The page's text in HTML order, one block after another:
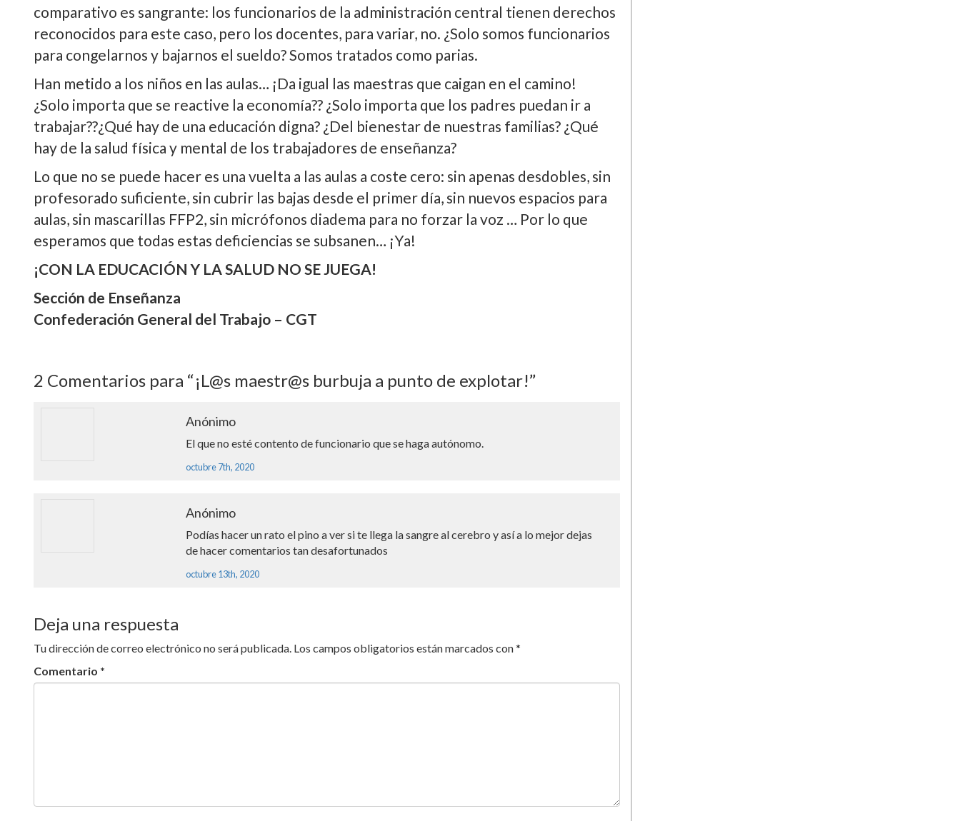
comparativo es sangrante: los funcionarios de la administración central tienen derechos
reconocidos para este caso, pero los docentes, para variar, no. ¿Solo somos funcionarios
para congelarnos y bajarnos el sueldo? Somos tratados como parias.
Han metido a los niños en las aulas… ¡Da igual las maestras que caigan en el camino!
¿Solo importa que se reactive la economía?? ¿Solo importa que los padres puedan ir a
trabajar??¿Qué hay de una educación digna? ¿Del bienestar de nuestras familias? ¿Qué
hay de la salud física y mental de los trabajadores de enseñanza?
Lo que no se puede hacer es una vuelta a las aulas a coste cero: sin apenas desdobles, sin
profesorado suficiente, sin cubrir las bajas desde el primer día, sin nuevos espacios para
aulas, sin mascarillas FFP2, sin micrófonos diadema para no forzar la voz … Por lo que
esperamos que todas estas deficiencias se subsanen… ¡Ya!
¡CON LA EDUCACIÓN Y LA SALUD NO SE JUEGA!
Sección de Enseñanza
Confederación General del Trabajo – CGT
2 Comentarios para “¡L@s maestr@s burbuja a punto de explotar!”
Anónimo
El que no esté contento de funcionario que se haga autónomo.
octubre 7th, 2020
Anónimo
Podías hacer un rato el pino a ver si te llega la sangre al cerebro y así a lo mejor dejas
de hacer comentarios tan desafortunados
octubre 13th, 2020
Deja una respuesta
Tu dirección de correo electrónico no será publicada. Los campos obligatorios están marcados con*
Comentario *